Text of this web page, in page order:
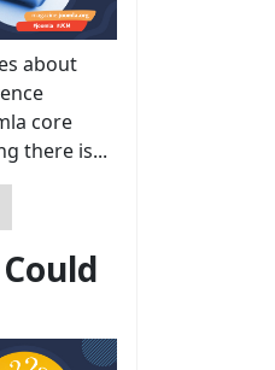
about
core
there is...